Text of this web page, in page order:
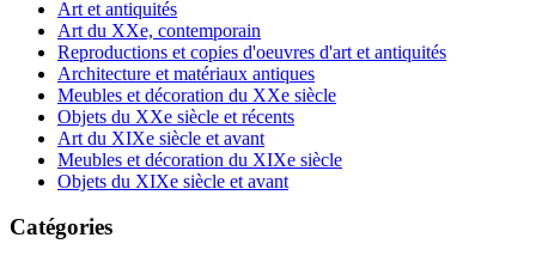
Art et antiquités
Art du XXe, contemporain
Reproductions et copies d'oeuvres d'art et antiquités
Architecture et matériaux antiques
Meubles et décoration du XXe siècle
Objets du XXe siècle et récents
Art du XIXe siècle et avant
Meubles et décoration du XIXe siècle
Objets du XIXe siècle et avant
Catégories